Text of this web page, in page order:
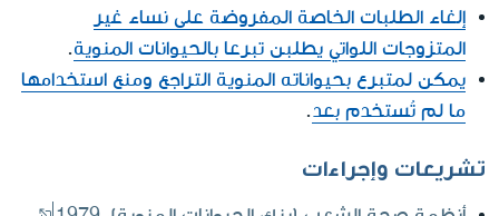
إلغاء الطلبات الخاصة المفروضة على نساء غير
المتزوجات اللواتي يطلبن تبرعا بالحيوانات المنوية.
يمكن لمتبرع بحيواناته المنوية التراجع ومنع استخدامها
ما لم تُستخدم بعد.
تشريعات وإجراءات